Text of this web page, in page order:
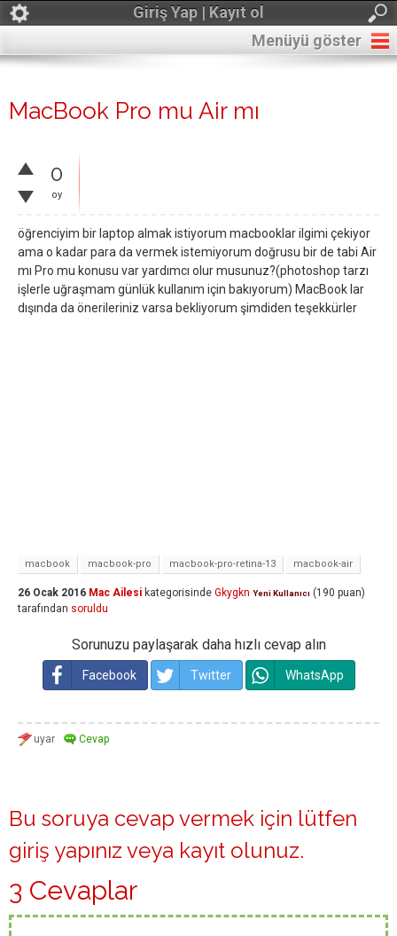
Giriş Yap | Kayıt ol
Menüyü göster
MacBook Pro mu Air mı
0
oy
öğrenciyim bir laptop almak istiyorum macbooklar ilgimi çekiyor
ama o kadar para da vermek istemiyorum doğrusu bir de tabi Air
mı Pro mu konusu var yardımcı olur musunuz?(photoshop tarzı
işlerle uğraşmam günlük kullanım için bakıyorum) MacBook lar
dışında da önerileriniz varsa bekliyorum şimdiden teşekkürler
macbook macbook-pro macbook-pro-retina-13 macbook-air
26 Ocak 2016 Mac Ailesi kategorisinde Gkygkn Yeni Kullanıcı (190 puan)
tarafından soruldu
Sorunuzu paylaşarak daha hızlı cevap alın
Facebook Twitter WhatsApp
Bu soruya cevap vermek için lütfen
giriş yapınız veya kayıt olunuz.
3 Cevaplar